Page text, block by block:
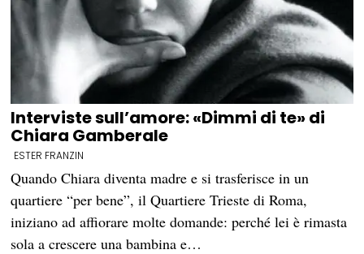
Interviste sull’amore: «Dimmi di te» di
Chiara Gamberale
ESTER FRANZIN
Quando Chiara diventa madre e si trasferisce in un
quartiere “per bene”, il Quartiere Trieste di Roma,
iniziano ad affiorare molte domande: perché lei è rimasta
sola a crescere una bambina e…